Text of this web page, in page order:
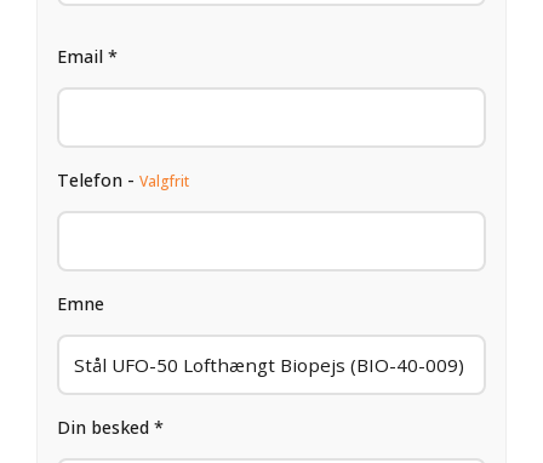
Email *
Telefon - Valgfrit
Emne
Din besked *